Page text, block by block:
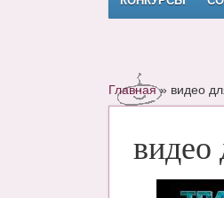
Главная» видео
видео